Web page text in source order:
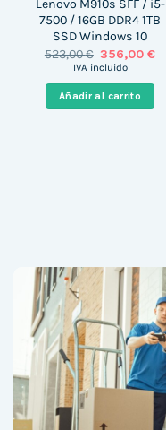
Lenovo M910s SFF / i5-
7500 / 16GB DDR4 1TB
SSD Windows 10
523,00€ El
precio
era:
523,00 €.
356,00€El
IVA incluido
Añadir al carrito